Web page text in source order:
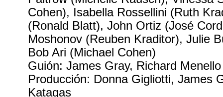
Cohen), Isabella Rossellini (Ruth
(Ronald Blatt), John Ortiz (José
Moshonov (Reuben Kraditor), Julie
Bob Ari (Michael Cohen)
Guión: James Gray, Richard Menello
Producción: Donna Gigliotti, James
Katagas